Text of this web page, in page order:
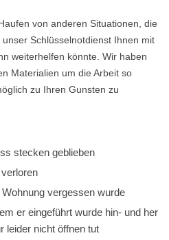
von anderen Situationen, die
Schlüsselnotdienst Ihnen mit
weiterhelfen könnte. Wir haben
Materialien um die Arbeit so
zu Ihren Gunsten zu
stecken geblieben
vergessen wurde
er eingeführt wurde hin- und her
leider nicht öffnen tut